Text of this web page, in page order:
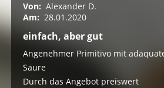
Von: Alexander D.
Am: 28.01.2020
einfach, aber gut
Angenehmer Primitivo mit
Säure
Durch das Angebot preiswert